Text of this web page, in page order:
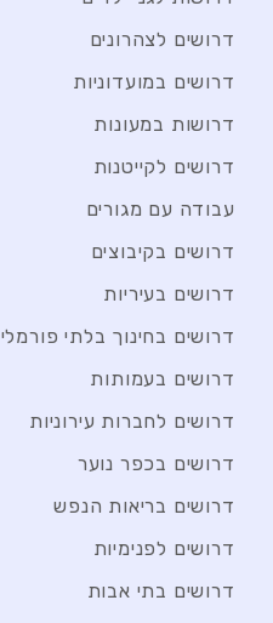
דרושים לצהרונים
דרושים במועדוניות
דרושות במעונות
דרושים לקייטנות
עבודה עם מגורים
דרושים בקיבוצים
דרושים בעיריות
דרושים בחינוך בלתי פורמלי
דרושים בעמותות
דרושים לחברות עירוניות
דרושים בכפר נוער
דרושים בריאות הנפש
דרושים לפנימיות
דרושים בתי אבות